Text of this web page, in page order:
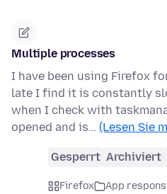
Multiple processes
I have been using Firefox
late I find it is constantly
when I check with
opened and is… (Lesen Sie
Gesperrt Archiviert
Firefox
App